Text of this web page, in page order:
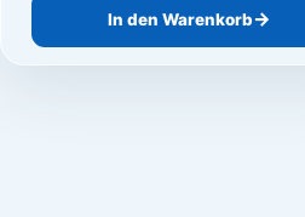
In den Warenkorb